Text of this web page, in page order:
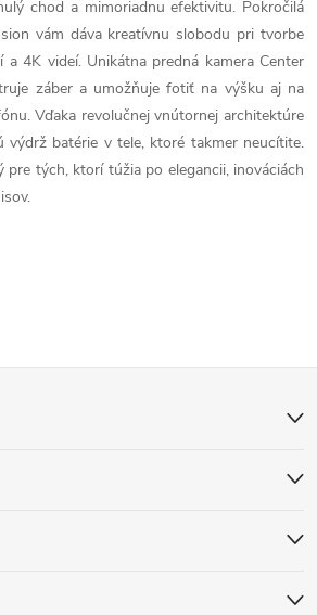
chod a mimoriadnu efektivitu. Pokročilá
vám dáva kreatívnu slobodu pri tvorbe
4K videí. Unikátna predná kamera Center
záber a umožňuje fotiť na výšku aj na
Vďaka revolučnej vnútornej architektúre
výdrž batérie v tele, ktoré takmer neucítite.
pre tých, ktorí túžia po elegancii, inováciách